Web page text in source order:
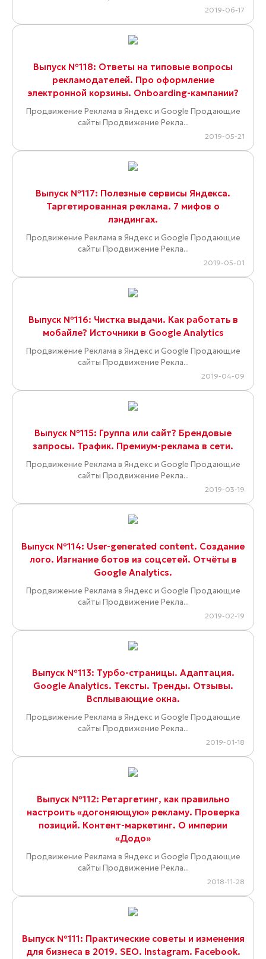
2019-06-17
Выпуск №118: Ответы на типовые вопросы
рекламодателей. Про оформление
электронной корзины. Onboarding-кампании?
Продвижение Реклама в Яндекс и Google Продающие
сайты Продвижение Рекла...
2019-05-21
Выпуск №117: Полезные сервисы Яндекса.
Таргетированная реклама. 7 мифов о
лэндингах.
Продвижение Реклама в Яндекс и Google Продающие
сайты Продвижение Рекла...
2019-05-01
Выпуск №116: Чистка выдачи. Как работать в
мобайле? Источники в Google Analytics
Продвижение Реклама в Яндекс и Google Продающие
сайты Продвижение Рекла...
2019-04-09
Выпуск №115: Группа или сайт? Брендовые
запросы. Трафик. Премиум-реклама в сети.
Продвижение Реклама в Яндекс и Google Продающие
сайты Продвижение Рекла...
2019-03-19
Выпуск №114: User-generated content. Создание
лого. Изгнание ботов из соцсетей. Отчёты в
Google Analytics.
Продвижение Реклама в Яндекс и Google Продающие
сайты Продвижение Рекла...
2019-02-19
Выпуск №113: Турбо-страницы. Адаптация.
Google Analytics. Тексты. Тренды. Отзывы.
Всплывающие окна.
Продвижение Реклама в Яндекс и Google Продающие
сайты Продвижение Рекла...
2019-01-18
Выпуск №112: Ретаргетинг, как правильно
настроить «догоняющую» рекламу. Проверка
позиций. Контент-маркетинг. О империи
«Додо»
Продвижение Реклама в Яндекс и Google Продающие
сайты Продвижение Рекла...
2018-11-28
Выпуск №111: Практические советы и изменения
для бизнеса в 2019. SEO. Instagram. Facebook.